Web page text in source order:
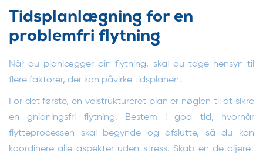
Tidsplanlægning for en
problemfri flytning
Når du planlægger din flytning, skal du tage hensyn til
flere faktorer, der kan påvirke tidsplanen.
For det første, en velstruktureret plan er nøglen til at sikre
en gnidningsfri flytning. Bestem i god tid, hvornår
flytteprocessen skal begynde og afslutte, så du kan
koordinere alle aspekter uden stress. Skab en detaljeret